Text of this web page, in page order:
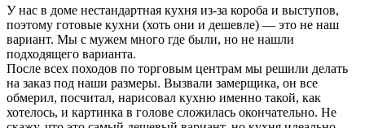
У нас в доме нестандартная кухня из-за короба и выступов,
поэтому готовые кухни (хоть они и дешевле) — это не наш
вариант. Мы с мужем много где были, но не нашли
подходящего варианта.
После всех походов по торговым центрам мы решили делать
на заказ под наши размеры. Вызвали замерщика, он все
обмерил, посчитал, нарисовал кухню именно такой, как
хотелось, и картинка в голове сложилась окончательно. Не